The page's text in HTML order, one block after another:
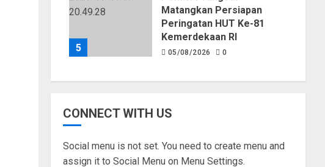
5
Matangkan Persiapan
Peringatan HUT Ke-81
Kemerdekaan RI
05/08/2026 0
CONNECT WITH US
Social menu is not set. You need to create menu and
assign it to Social Menu on Menu Settings.